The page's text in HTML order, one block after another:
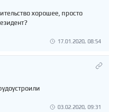
хорошее, просто
17.01.2020, 08:54
03.02.2020, 09:31